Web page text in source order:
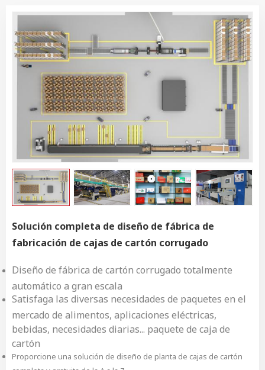
Solución completa de diseño de fábrica de
fabricación de cajas de cartón corrugado
Diseño de fábrica de cartón corrugado totalmente
automático a gran escala
Satisfaga las diversas necesidades de paquetes en el
mercado de alimentos, aplicaciones eléctricas,
bebidas, necesidades diarias... paquete de caja de
cartón
Proporcione una solución de diseño de planta de cajas de cartón